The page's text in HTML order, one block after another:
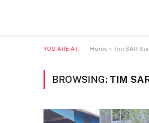
YOU ARE AT: Home » Tim SAR
BROWSING: TIM